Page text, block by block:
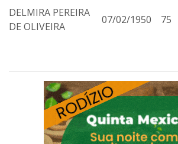
DELMIRA PEREIRA
DE OLIVEIRA
07/02/1950 75